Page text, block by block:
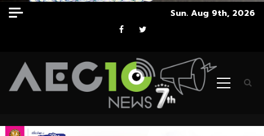
Skip
to
Sun. Aug 9th, 2026
Facebook
Twitter
Primary